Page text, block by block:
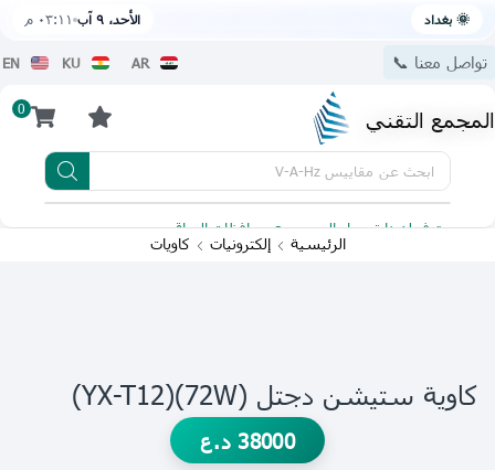
🌞 بغداد الأحد، ٩ آب ٠٣:١١ م
تواصل معنا 📞 AR
KU
EN
المجمع التقني 0
ابحث عن مقاييس V-A-Hz
يتوفر لدينا توصيل الى جميع محافظات العراق
الرئيسية إلكترونيات كاويات
كاوية ستيشن دجتل (72W)(YX-T12)
38000 د.ع